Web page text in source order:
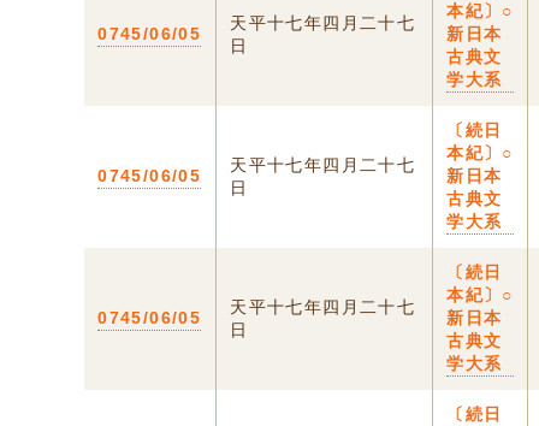
0745/06/05
天平十七年四月二十七
日
本紀〕○
新日本
古典文
学大系
0745/06/05
天平十七年四月二十七
日
〔続日
本紀〕○
新日本
古典文
学大系
0745/06/05
天平十七年四月二十七
日
〔続日
本紀〕○
新日本
古典文
学大系
〔続日